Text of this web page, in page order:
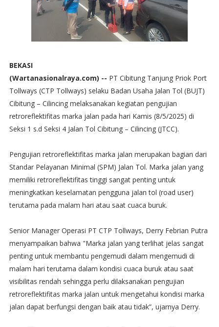
BEKASI
(Wartanasionalraya.com) -- PT Cibitung Tanjung Priok Port
Tollways (CTP Tollways) selaku Badan Usaha Jalan Tol (BUJT)
Cibitung – Cilincing melaksanakan kegiatan pengujian
retroreflektifitas marka jalan pada hari Kamis (8/5/2025) di
Seksi 1 s.d Seksi 4 Jalan Tol Cibitung – Cilincing (JTCC).
Pengujian retroreflektifitas marka jalan merupakan bagian dari
Standar Pelayanan Minimal (SPM) Jalan Tol. Marka jalan yang
memiliki retroreflektifitas tinggi sangat penting untuk
meningkatkan keselamatan pengguna jalan tol (road user)
terutama pada malam hari atau saat cuaca buruk.
Senior Manager Operasi PT CTP Tollways, Derry Febrian Putra
menyampaikan bahwa "Marka jalan yang terlihat jelas sangat
penting untuk membantu pengemudi dalam mengemudi di
malam hari terutama dalam kondisi cuaca buruk atau saat
visibilitas rendah sehingga perlu dilaksanakan pengujian
retroreflektifitas marka jalan untuk mengetahui kondisi marka
jalan dapat berfungsi dengan baik atau tidak”, ujarnya Derry.